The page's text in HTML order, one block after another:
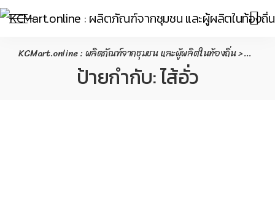
KCMart.online : ผลิตภัณฑ์จากชุมชน และผู้ผลิตในท้องถิ่น>
ป้ายกำกับ:ไส้อั่ว